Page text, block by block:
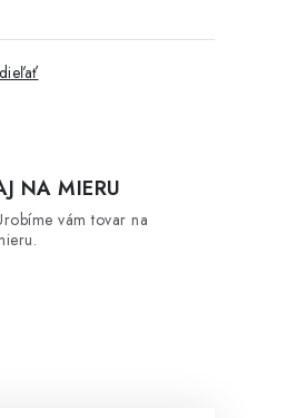
NA MIERU
vám tovar na